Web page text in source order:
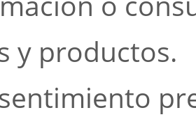
y productos.